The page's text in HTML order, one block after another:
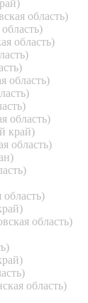
область)
область)
область)
область)
край)
область)
область)
область)